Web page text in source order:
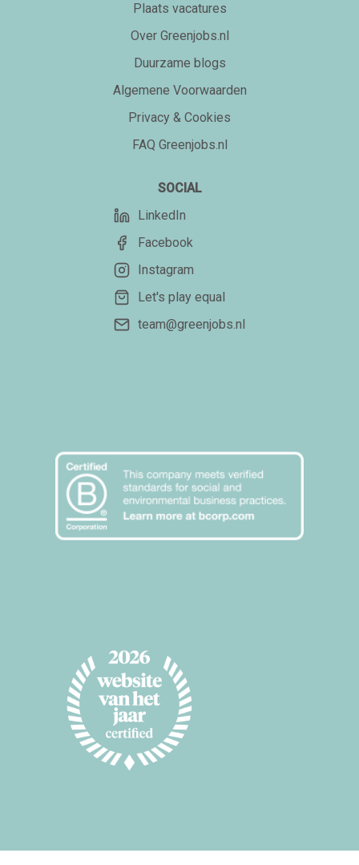
Plaats vacatures
Over Greenjobs.nl
Duurzame blogs
Algemene Voorwaarden
Privacy & Cookies
FAQ Greenjobs.nl
SOCIAL
LinkedIn
Facebook
Instagram
Let's play equal
team@greenjobs.nl